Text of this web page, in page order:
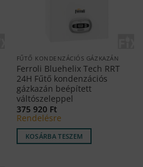
FŰTŐ KONDENZÁCIÓS GÁZKAZÁN
Ferroli Bluehelix Tech RRT
24H Fűtő kondenzációs
gázkazán beépített
váltószeleppel
375 920 Ft
Rendelésre
KOSÁRBA TESZEM